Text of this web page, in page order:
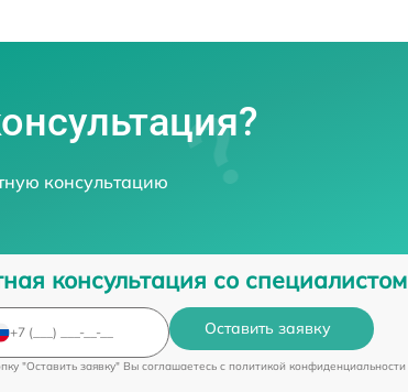
консультацию
консультация со специалистом
Оставить заявку
"Оставить заявку" Вы соглашаетесь c политикой конфиденциальности